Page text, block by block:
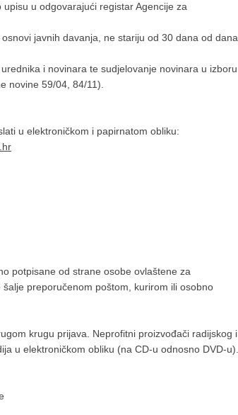
u odgovarajući registar Agencije za
javnih davanja, ne stariju od 30 dana od dana
i novinara te sudjelovanje novinara u izboru
novine 59/04, 84/11).
u elektroničkom i papirnatom obliku:
potpisane od strane osobe ovlaštene za
preporučenom poštom, kurirom ili osobno
krugu prijava. Neprofitni proizvođači radijskog i
u elektroničkom obliku (na CD-u odnosno DVD-u).